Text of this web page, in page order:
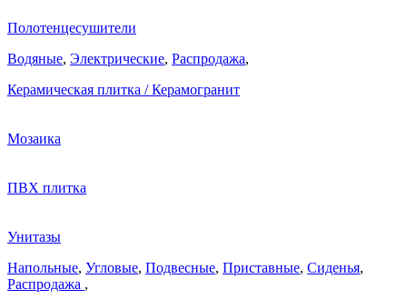
Полотенцесушители
Водяные, Электрические, Распродажа,
Керамическая плитка / Керамогранит
Мозаика
ПВХ плитка
Унитазы
Напольные, Угловые, Подвесные, Приставные, Сиденья,
Распродажа ,